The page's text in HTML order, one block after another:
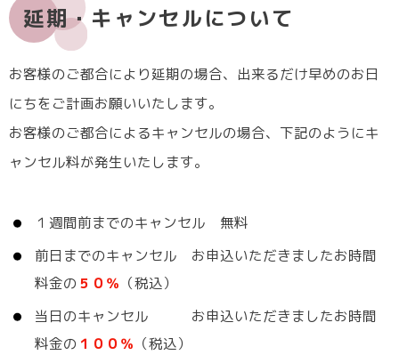
延期・キャンセルについて
お客様のご都合により延期の場合、出来るだけ早めのお日
にちをご計画お願いいたします。
お客様のご都合によるキャンセルの場合、下記のようにキ
ャンセル料が発生いたします。
１週間前までのキャンセル 無料
前日までのキャンセル お申込いただきましたお時間
料金の ５０％ （税込）
当日のキャンセル お申込いただきましたお時間
料金の １００％ （税込）